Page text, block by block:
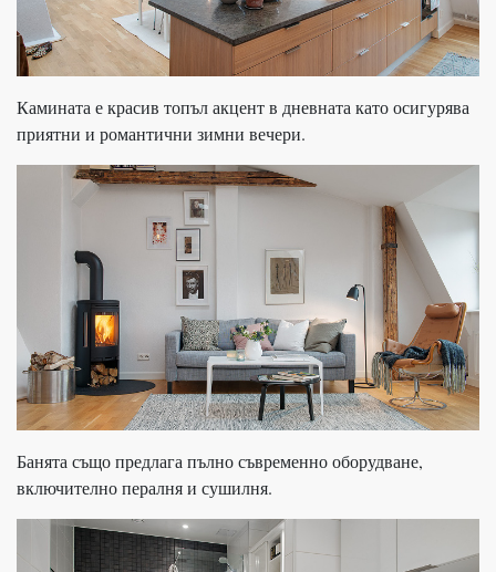
Камината е красив топъл акцент в дневната като осигурява
приятни и романтични зимни вечери.
Банята също предлага пълно съвременно оборудване,
включително пералня и сушилня.